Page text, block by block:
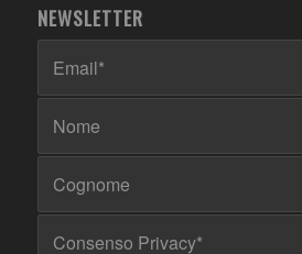
NEWSLETTER